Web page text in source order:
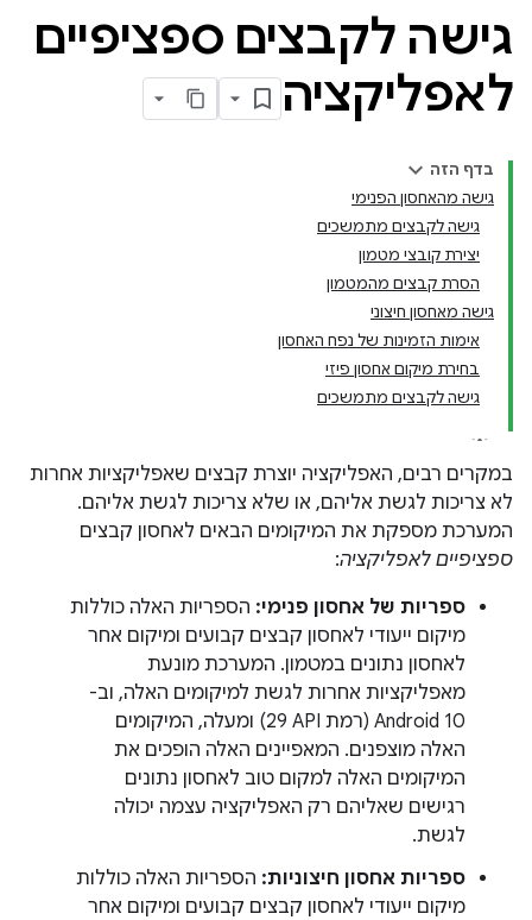
גישה לקבצים ספציפיים
לאפליקציה
בדף הזה
גישה מהאחסון הפנימי
גישה לקבצים מתמשכים
יצירת קובצי מטמון
הסרת קבצים מהמטמון
גישה מאחסון חיצוני
אימות הזמינות של נפח האחסון
בחירת מיקום אחסון פיזי
גישה לקבצים מתמשכים
במקרים רבים, האפליקציה יוצרת קבצים שאפליקציות אחרות
לא צריכות לגשת אליהם, או שלא צריכות לגשת אליהם.
המערכת מספקת את המיקומים הבאים לאחסון קבצים
ספציפיים לאפליקציה:
ספריות של אחסון פנימי: הספריות האלה כוללות
מיקום ייעודי לאחסון קבצים קבועים ומיקום אחר
לאחסון נתונים במטמון. המערכת מונעת
מאפליקציות אחרות לגשת למיקומים האלה, וב-
Android 10 (רמת API‏ 29) ומעלה, המיקומים
האלה מוצפנים. המאפיינים האלה הופכים את
המיקומים האלה למקום טוב לאחסון נתונים
רגישים שאליהם רק האפליקציה עצמה יכולה
לגשת.
ספריות אחסון חיצוניות: הספריות האלה כוללות
מיקום ייעודי לאחסון קבצים קבועים ומיקום אחר